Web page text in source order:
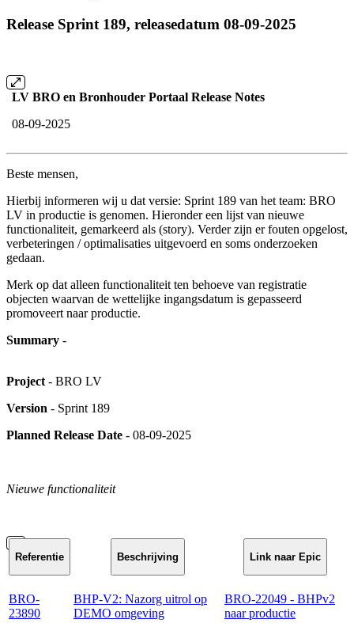
Release Sprint 189, releasedatum 08-09-2025
LV BRO en Bronhouder Portaal Release Notes
08-09-2025
Beste mensen,
Hierbij informeren wij u dat versie: Sprint 189 van het team: BRO
LV in productie is genomen. Hieronder een lijst van nieuwe
functionaliteit, gemarkeerd als (story). Verder zijn er fouten opgelost,
verbeteringen / optimalisaties uitgevoerd en soms onderzoeken
gedaan.
Merk op dat alleen functionaliteit ten behoeve van registratie
objecten waarvan de wettelijke ingangsdatum is gepasseerd
promoveert naar productie.
Summary -
Project - BRO LV
Version - Sprint 189
Planned Release Date - 08-09-2025
Nieuwe functionaliteit
Referentie Beschrijving Link naar Epic
BRO-
23890
BHP-V2: Nazorg uitrol op
DEMO omgeving
BRO-22049 - BHPv2
naar productie